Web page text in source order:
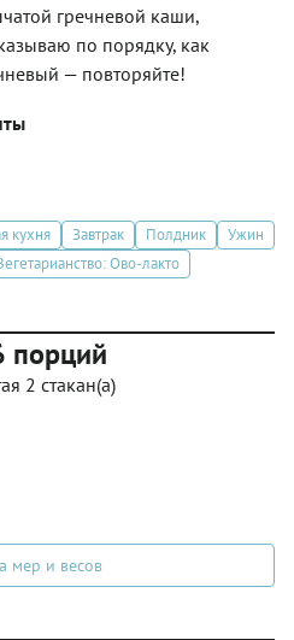
гречневой каши,
по порядку, как
— повторяйте!
кухня Завтрак Полдник
Ужин
Ово-лакто
порций
2 стакан(а)
мер и весов